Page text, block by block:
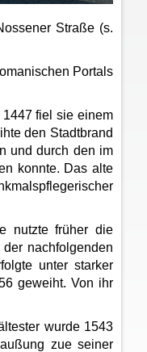
Straße (s.
Portals
fiel sie einem
den Stadtbrand
und durch den im
konnte. Das alte
nutzte früher die
nachfolgenden
unter starker
geweiht. Von ihr
wurde 1543
zue seiner